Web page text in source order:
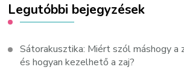
Legutóbbi bejegyzések
Sátorakusztika: Miért szól máshogy a
és hogyan kezelhető a zaj?